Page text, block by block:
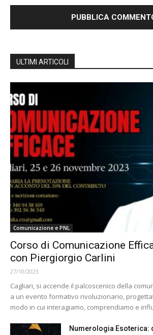
ULTIMI ARTICOLI
Comunicazione e PNL
Corso di Comunicazione
con Piergiorgio Carlini
27/10/2023
Cagliari, si accende il palcoscenico della
a un evento formativo rivoluzionario,
modo in cui interagiamo, comprendiamo e
Numerologia Esoterica: